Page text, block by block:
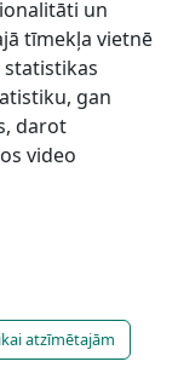
adresi.
un
tīmekļa vietnē
gan
darot
video
atzīmētajām